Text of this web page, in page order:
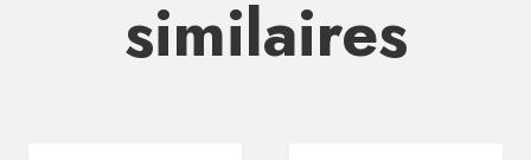
similaires